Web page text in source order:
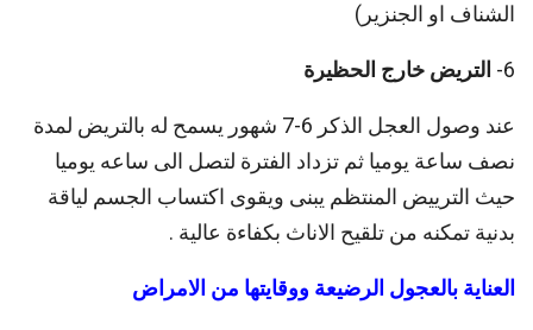
الشناف او الجنزير)
6- التريض خارج الحظيرة
عند وصول العجل الذكر 6-7 شهور يسمح له بالتريض لمدة
نصف ساعة يوميا ثم تزداد الفترة لتصل الى ساعه يوميا
حيث الترييض المنتظم يبنى ويقوى اكتساب الجسم لياقة
بدنية تمكنه من تلقيح الاناث بكفاءة عالية .
العناية بالعجول الرضيعة ووقايتها من الامراض